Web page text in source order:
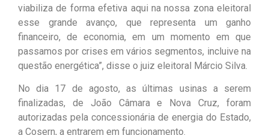
viabiliza de forma efetiva aqui na nossa zona eleitoral
esse grande avanço, que representa um ganho
financeiro, de economia, em um momento em que
passamos por crises em vários segmentos, incluive na
questão energética”, disse o juiz eleitoral Márcio Silva.
No dia 17 de agosto, as últimas usinas a serem
finalizadas, de João Câmara e Nova Cruz, foram
autorizadas pela concessionária de energia do Estado,
a Cosern, a entrarem em funcionamento.